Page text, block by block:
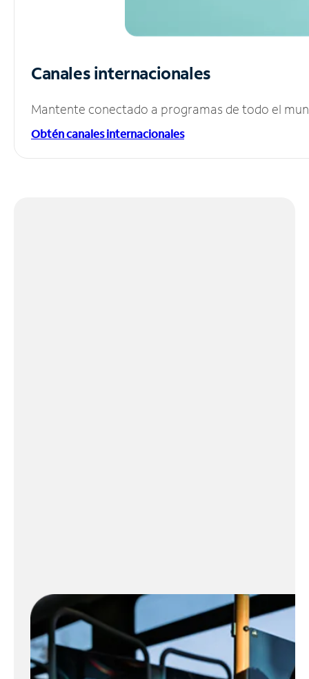
Canales internacionales
Mantente conectado a programas de todo el
Obtén canales internacionales